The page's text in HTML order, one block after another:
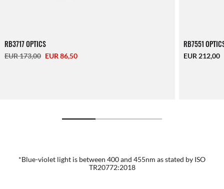
RB3717 OPTICS
EUR 173,00 EUR 86,50
RB7551
EUR 212,00
*Blue-violet light is between 400 and 455nm as stated by ISO
TR20772:2018